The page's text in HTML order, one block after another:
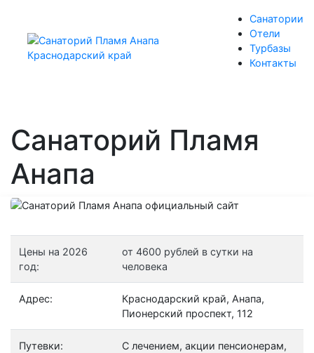
Санатории
Отели
Турбазы
Контакты
Санаторий Пламя
Анапа
Цены на 2026
год:
от 4600 рублей в сутки на
человека
Адрес:
Краснодарский край, Анапа,
Пионерский проспект, 112
Путевки:
С лечением, акции пенсионерам,